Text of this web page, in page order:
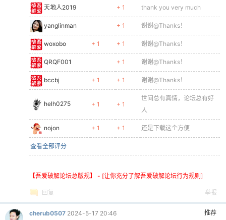
天地人2019 + 1 thank you very much
yanglinman + 1 谢谢@Thanks！
woxobo + 1 + 1 谢谢@Thanks！
QRQF001 + 1 谢谢@Thanks！
bccbj + 1 + 1 谢谢@Thanks！
helh0275 + 1 + 1
世间总有真情，论坛总有好
人
nojon + 1 + 1 还是下载这个方便
查看全部评分
【吾爱破解论坛总版规】 - [让你充分了解吾爱破解论坛行为规则]
回复 举报
推荐
cherub0507 2024-5-17 20:46